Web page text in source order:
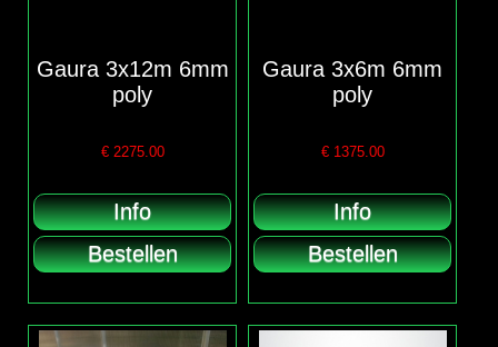
Gaura 3x12m 6mm
poly
€ 2275.00
Gaura 3x6m 6mm
poly
€ 1375.00